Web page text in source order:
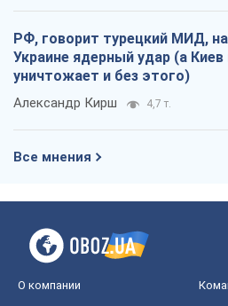
РФ, говорит турецкий МИД,
Украине ядерный удар (а
уничтожает и без этого)
Александр Кирш 4,7 т.
Все мнения
О компании